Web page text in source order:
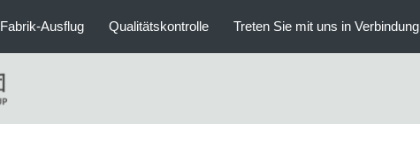
Fabrik-Ausflug Qualitätskontrolle Treten Sie mit uns in Verbindung